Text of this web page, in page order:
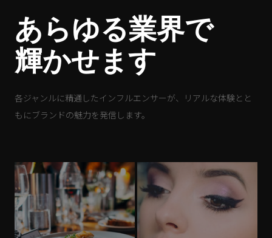
あらゆる業界で
輝かせます
各ジャンルに精通したインフルエンサーが、リアルな体験とと
もにブランドの魅力を発信します。